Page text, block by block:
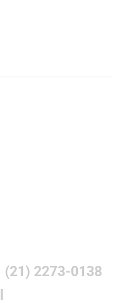
(21) 2273-0138